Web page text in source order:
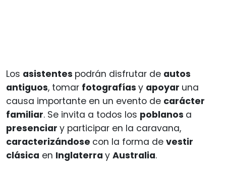
Los asistentes podrán disfrutar de autos
antiguos, tomar fotografías y apoyar una
causa importante en un evento de carácter
familiar. Se invita a todos los poblanos a
presenciar y participar en la caravana,
caracterizándose con la forma de vestir
clásica en Inglaterra y Australia.